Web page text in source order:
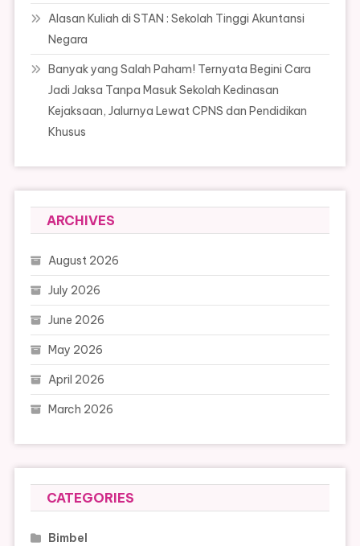
Alasan Kuliah di STAN : Sekolah Tinggi Akuntansi
Negara
Banyak yang Salah Paham! Ternyata Begini Cara
Jadi Jaksa Tanpa Masuk Sekolah Kedinasan
Kejaksaan, Jalurnya Lewat CPNS dan Pendidikan
Khusus
ARCHIVES
August 2026
July 2026
June 2026
May 2026
April 2026
March 2026
CATEGORIES
Bimbel